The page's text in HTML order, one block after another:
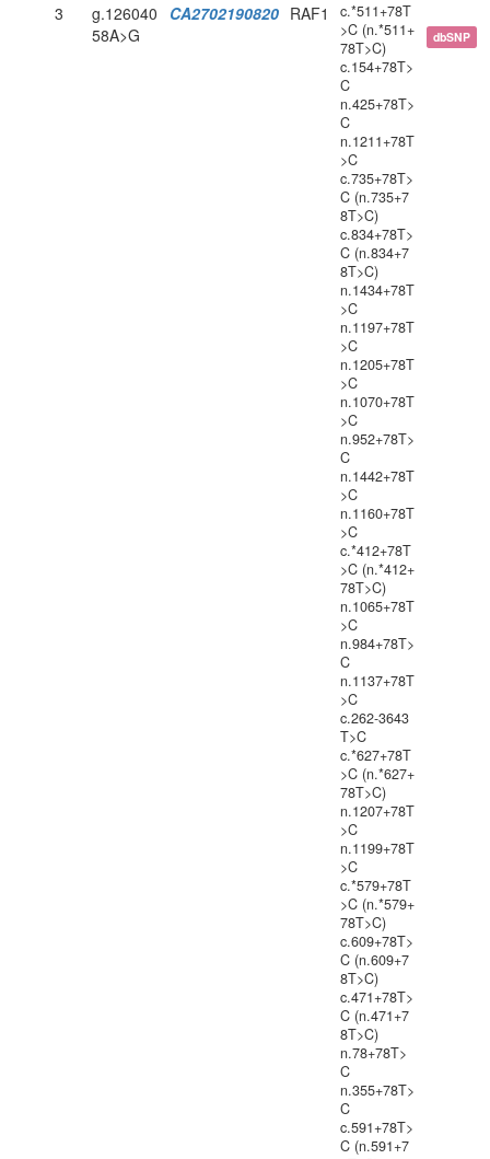
3
g.126040
58A>G
CA2702190820 RAF1
c.*511+78T
>C (n.*511+
78T>C)
c.154+78T>
C
n.425+78T>
C
n.1211+78T
>C
c.735+78T>
C (n.735+7
8T>C)
c.834+78T>
C (n.834+7
8T>C)
n.1434+78T
>C
n.1197+78T
>C
n.1205+78T
>C
n.1070+78T
>C
n.952+78T>
C
n.1442+78T
>C
n.1160+78T
>C
c.*412+78T
>C (n.*412+
78T>C)
n.1065+78T
>C
n.984+78T>
C
n.1137+78T
>C
c.262-3643
T>C
c.*627+78T
>C (n.*627+
78T>C)
n.1207+78T
>C
n.1199+78T
>C
c.*579+78T
>C (n.*579+
78T>C)
c.609+78T>
C (n.609+7
8T>C)
c.471+78T>
C (n.471+7
8T>C)
n.78+78T>
C
n.355+78T>
C
c.591+78T>
C (n.591+7
dbSNP